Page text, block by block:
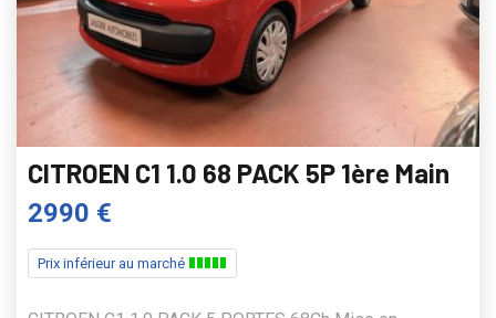
CITROEN C1 1.0 68 PACK 5P 1ère Main
2990 €
Prix inférieur au marché